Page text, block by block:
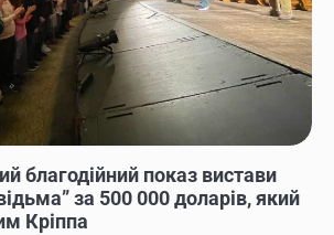
благодійний показ вистави
за 500 000 доларів, який
Кріппа